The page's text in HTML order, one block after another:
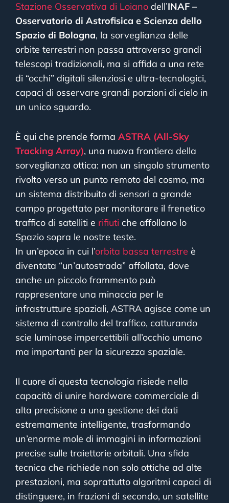
Stazione Osservativa di Loiano dell’INAF –
Osservatorio di Astrofisica e Scienza dello
Spazio di Bologna, la sorveglianza delle
orbite terrestri non passa attraverso grandi
telescopi tradizionali, ma si affida a una rete
di “occhi” digitali silenziosi e ultra-tecnologici,
capaci di osservare grandi porzioni di cielo in
un unico sguardo.
È qui che prende forma ASTRA (All-Sky
Tracking Array), una nuova frontiera della
sorveglianza ottica: non un singolo strumento
rivolto verso un punto remoto del cosmo, ma
un sistema distribuito di sensori a grande
campo progettato per monitorare il frenetico
traffico di satelliti e rifiuti che affollano lo
Spazio sopra le nostre teste.
In un’epoca in cui l’orbita bassa terrestre è
diventata “un’autostrada” affollata, dove
anche un piccolo frammento può
rappresentare una minaccia per le
infrastrutture spaziali, ASTRA agisce come un
sistema di controllo del traffico, catturando
scie luminose impercettibili all’occhio umano
ma importanti per la sicurezza spaziale.
Il cuore di questa tecnologia risiede nella
capacità di unire hardware commerciale di
alta precisione a una gestione dei dati
estremamente intelligente, trasformando
un’enorme mole di immagini in informazioni
precise sulle traiettorie orbitali. Una sfida
tecnica che richiede non solo ottiche ad alte
prestazioni, ma soprattutto algoritmi capaci di
distinguere, in frazioni di secondo, un satellite